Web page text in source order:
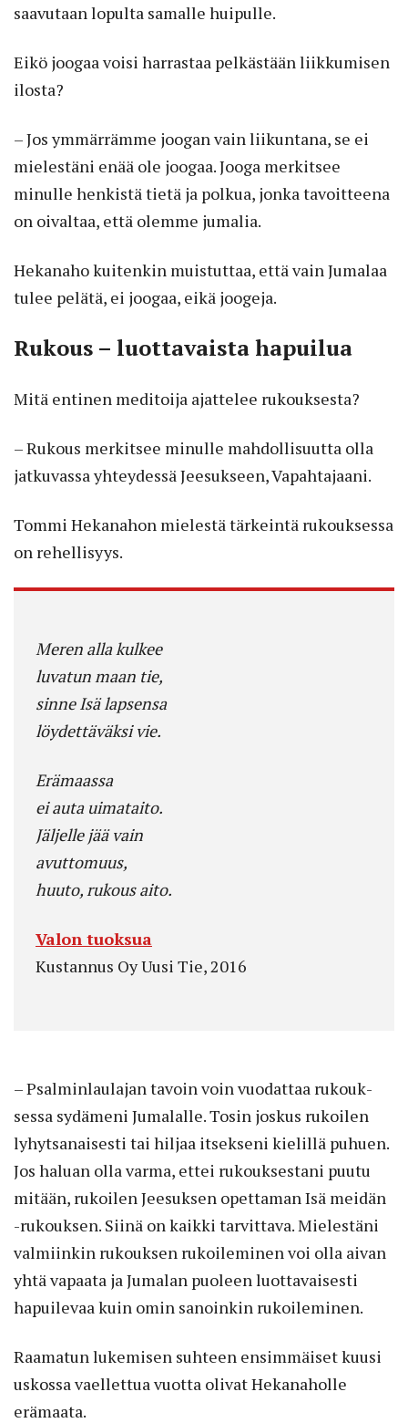
saavutaan lopulta samalle huipulle.
Eikö joogaa voisi harrastaa pelkästään liikkumisen
ilosta?
– Jos ymmärrämme joogan vain liikuntana, se ei
mielestäni enää ole joogaa. Jooga merkitsee
minulle henkistä tietä ja polkua, jonka tavoitteena
on oivaltaa, että olemme jumalia.
Hekanaho kuitenkin muistuttaa, että vain Jumalaa
tulee pelätä, ei joogaa, eikä joogeja.
Rukous – luottavaista hapuilua
Mitä entinen meditoija ajattelee rukouksesta?
– Rukous merkitsee minulle mahdollisuutta olla
jatkuvassa yhteydessä Jeesukseen, Vapahtajaani.
Tommi Hekanahon mielestä tärkeintä rukouksessa
on rehellisyys.
Meren alla kulkee
luvatun maan tie,
sinne Isä lapsensa
löydettäväksi vie.
Erämaassa
ei auta uimataito.
Jäljelle jää vain
avuttomuus,
huuto, rukous aito.
Valon tuoksua
Kustannus Oy Uusi Tie, 2016
– Psalminlaulajan tavoin voin vuodattaa rukouk­
sessa sydämeni Jumalalle. Tosin joskus rukoilen
lyhytsanaisesti tai hiljaa itsekseni kielillä puhuen.
Jos haluan olla varma, ettei rukouksestani puutu
mitään, rukoilen Jeesuksen opettaman Isä meidän
-rukouksen. Siinä on kaikki tarvittava. Mielestäni
valmiinkin rukouksen rukoileminen voi olla aivan
yhtä vapaata ja Jumalan puoleen luottavaisesti
hapuilevaa kuin omin sanoinkin rukoileminen.
Raamatun lukemisen suhteen ensimmäiset kuusi
uskossa vaellettua vuotta olivat Hekanaholle
erämaata.